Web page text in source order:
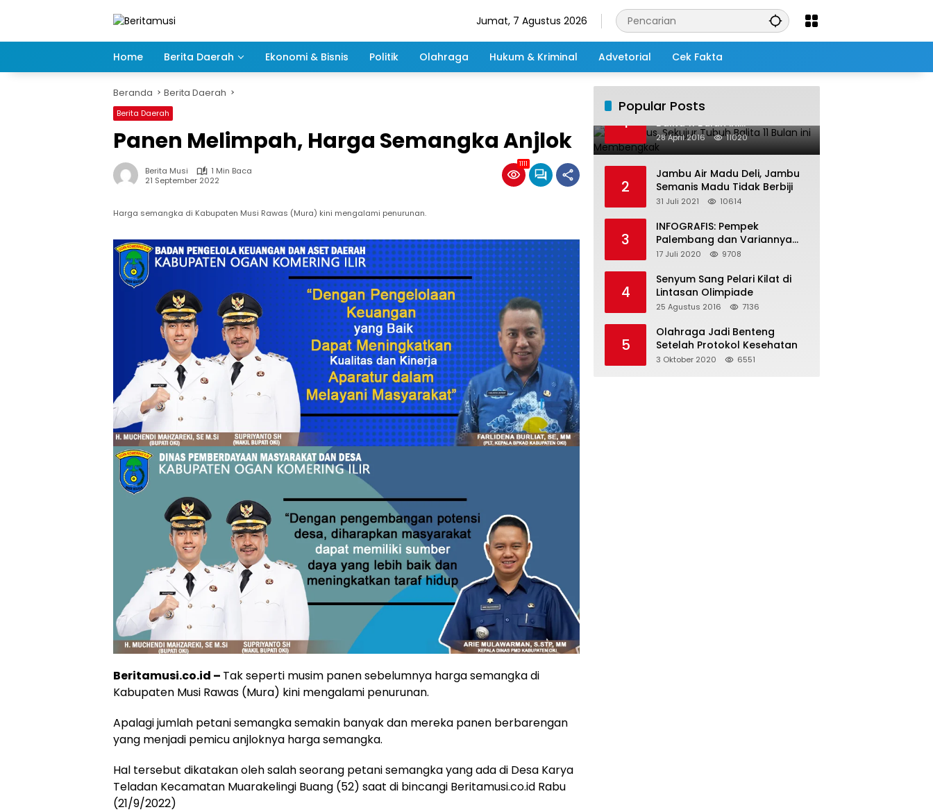
Jumat, 7 Agustus 2026
Home Berita Daerah Ekonomi & Bisnis Politik Olahraga Hukum & Kriminal Advetorial Cek Fakta
Beranda Berita Daerah
Berita Daerah
Panen Melimpah, Harga Semangka Anjlok
Berita Musi
1 Min Baca
21 September 2022
1111
Harga semangka di Kabupaten Musi Rawas (Mura) kini mengalami penurunan.
Beritamusi.co.id – Tak seperti musim panen sebelumnya harga semangka di
Kabupaten Musi Rawas (Mura) kini mengalami penurunan.
Apalagi jumlah petani semangka semakin banyak dan mereka panen berbarengan
yang menjadi pemicu anjloknya harga semangka.
Hal tersebut dikatakan oleh salah seorang petani semangka yang ada di Desa Karya
Teladan Kecamatan Muarakelingi Buang (52) saat di bincangi Beritamusi.co.id Rabu
(21/9/2022)
Popular Posts
1
Salah Infus, Sekujur Tubuh
Balita 11 Bulan ini
Membengkak
28 April 2016 11020
2
Jambu Air Madu Deli, Jambu
Semanis Madu Tidak Berbiji
31 Juli 2021 10614
3
INFOGRAFIS: Pempek
Palembang dan Variannya
yang Melegenda
17 Juli 2020 9708
4
Senyum Sang Pelari Kilat di
Lintasan Olimpiade
25 Agustus 2016 7136
5
Olahraga Jadi Benteng
Setelah Protokol Kesehatan
3 Oktober 2020 6551